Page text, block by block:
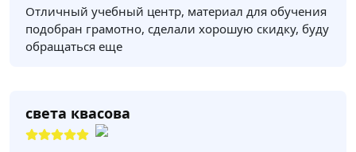
Отличный учебный центр, материал для обучения
подобран грамотно, сделали хорошую скидку, буду
обращаться еще
света квасова